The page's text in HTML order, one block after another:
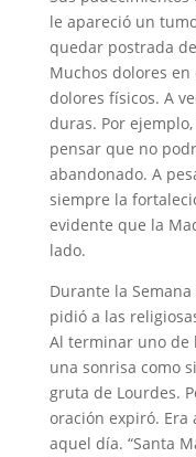
le apareció un
quedar postrada
Muchos dolores
dolores físicos. A
duras. Por
pensar que no
abandonado. A
siempre la
evidente que la
lado.
Durante la
pidió a las
Al terminar uno de
una sonrisa como
gruta de Lourdes.
oración expiró. Era
aquel día. “Santa